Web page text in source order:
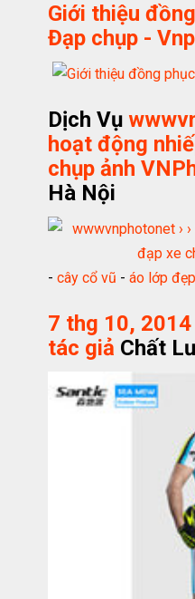
Giới thiệu
Đạp chụp -
Dịch Vụ
hoạt động
chụp ảnh
Hà Nội
-cây cổ vũ -áo lớp đẹp
7 thg 10,
tác giả Chất